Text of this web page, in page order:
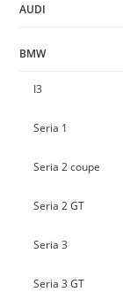
AUDI
BMW
I3
Seria 1
Seria 2 coupe
Seria 2 GT
Seria 3
Seria 3 GT